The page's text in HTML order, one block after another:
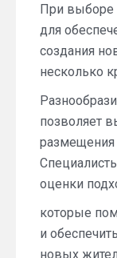
При выборе
для
создания
несколько
позволяет
размещения
оценки
которые
и
новых